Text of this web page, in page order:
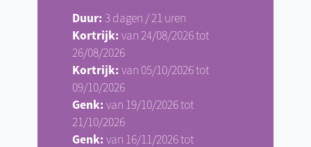
Duur: 3 dagen / 21 uren
Kortrijk: van 24/08/2026 tot
26/08/2026
Kortrijk: van 05/10/2026 tot
09/10/2026
Genk: van 19/10/2026 tot
21/10/2026
Genk: van 16/11/2026 tot